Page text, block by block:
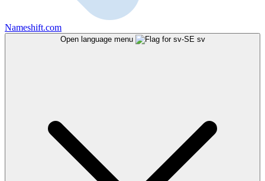
Nameshift.com
Open language menu sv